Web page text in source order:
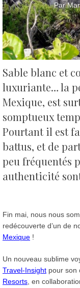
Par
Sable blanc et
luxuriante… la
Mexique, est
somptueux
Pourtant il est
battus, et de
peu fréquentés
authenticité
Fin mai, nous nous
redécouverte d’un de
Mexique !
Un nouveau sublime
Travel-Insight pour son
Resorts, en